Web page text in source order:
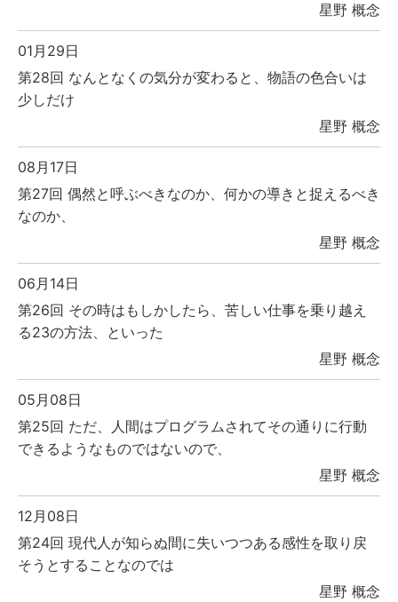
星野 概念
01月29日
第28回 なんとなくの気分が変わると、物語の色合いは
少しだけ
星野 概念
08月17日
第27回 偶然と呼ぶべきなのか、何かの導きと捉えるべき
なのか、
星野 概念
06月14日
第26回 その時はもしかしたら、苦しい仕事を乗り越え
る23の方法、といった
星野 概念
05月08日
第25回 ただ、人間はプログラムされてその通りに行動
できるようなものではないので、
星野 概念
12月08日
第24回 現代人が知らぬ間に失いつつある感性を取り戻
そうとすることなのでは
星野 概念